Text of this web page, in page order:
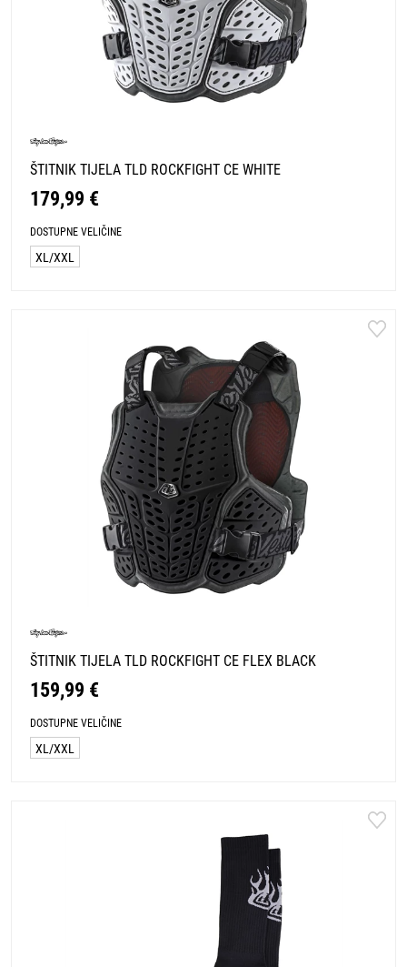
ŠTITNIK TIJELA TLD ROCKFIGHT CE WHITE
179,99 €
DOSTUPNE VELIČINE
XL/XXL
ŠTITNIK TIJELA TLD ROCKFIGHT CE FLEX BLACK
159,99 €
DOSTUPNE VELIČINE
XL/XXL